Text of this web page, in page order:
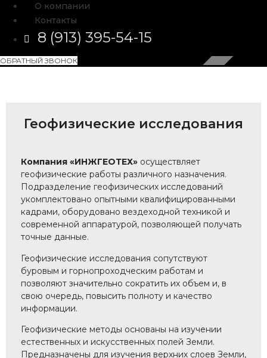
О компании
Контакты
8 (913) 395-54-15
ОБРАТНЫЙ ЗВОНОК
Геофизические исследования
Компания «ИНЖГЕОТЕХ» осуществляет
геофизические работы различного назначения.
Подразделение геофизических исследований
укомплектовано опытными квалифицированными
кадрами, оборудовано вездеходной техникой и
современной аппаратурой, позволяющей получать
точные данные.
Геофизические исследования сопутствуют
буровым и горнопроходческим работам и
позволяют значительно сократить их объем и, в
свою очередь, повысить полноту и качество
информации.
Геофизические методы основаны на изучении
естественных и искусственных полей Земли.
Предназначены для изучения верхних слоев Земли,